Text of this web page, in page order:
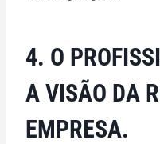
4. O
A VISÃO DA
EMPRESA.